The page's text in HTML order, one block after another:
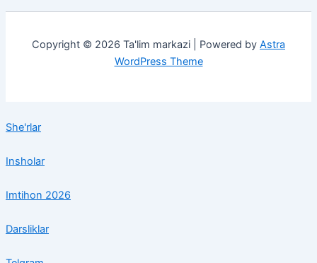
Copyright © 2026 Ta'lim markazi | Powered by Astra
WordPress Theme
She'rlar
Insholar
Imtihon 2026
Darsliklar